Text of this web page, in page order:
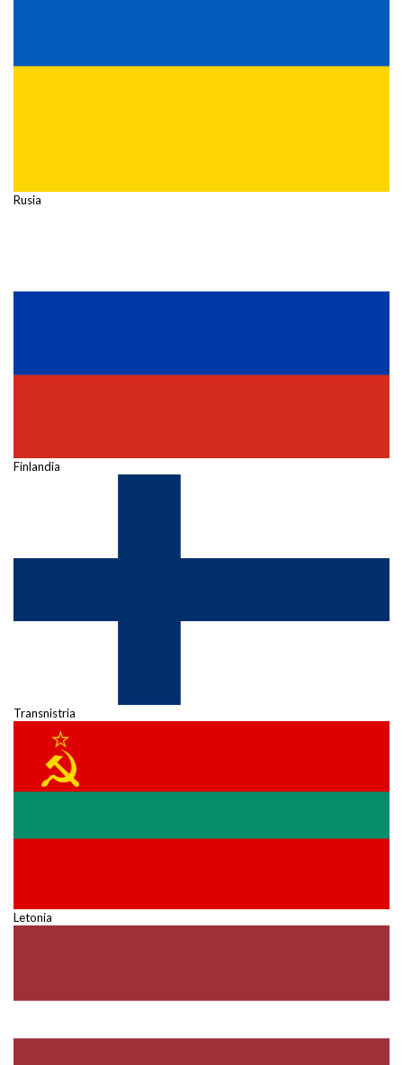
Rusia
Finlandia
Transnistria
Letonia